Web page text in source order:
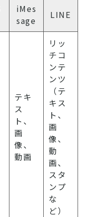
iMes
sage
LINE
テキ
ス
ト、
画
像、
動画
リッ
チコ
ンテ
ンツ
（テ
キス
ト、
画
像、
動
画、
スタ
ンプ
な
ど）